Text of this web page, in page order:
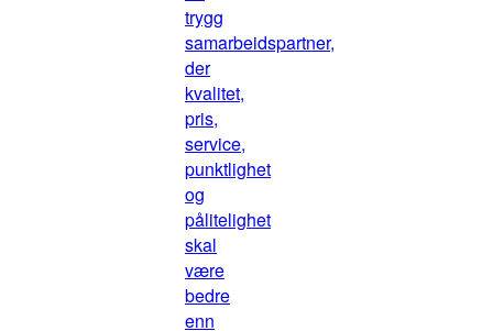
trygg
samarbeidspartner,
der
kvalitet,
pris,
service,
punktlighet
og
pålitelighet
skal
være
bedre
enn